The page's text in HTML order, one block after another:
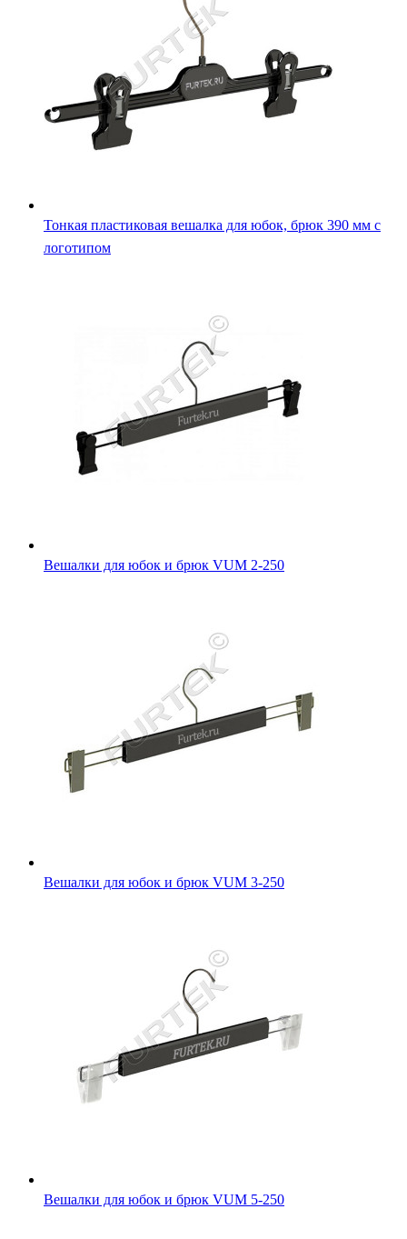
Тонкая пластиковая вешалка для юбок, брюк 390 мм с
логотипом
Вешалки для юбок и брюк VUM 2-250
Вешалки для юбок и брюк VUM 3-250
Вешалки для юбок и брюк VUM 5-250